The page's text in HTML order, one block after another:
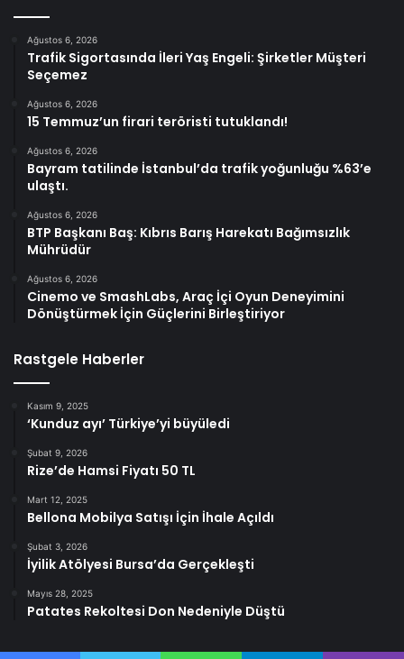
Ağustos 6, 2026
Trafik Sigortasında İleri Yaş Engeli: Şirketler Müşteri
Seçemez
Ağustos 6, 2026
15 Temmuz’un firari teröristi tutuklandı!
Ağustos 6, 2026
Bayram tatilinde İstanbul’da trafik yoğunluğu %63’e
ulaştı.
Ağustos 6, 2026
BTP Başkanı Baş: Kıbrıs Barış Harekatı Bağımsızlık
Mührüdür
Ağustos 6, 2026
Cinemo ve SmashLabs, Araç İçi Oyun Deneyimini
Dönüştürmek İçin Güçlerini Birleştiriyor
Rastgele Haberler
Kasım 9, 2025
‘Kunduz ayı’ Türkiye’yi büyüledi
Şubat 9, 2026
Rize’de Hamsi Fiyatı 50 TL
Mart 12, 2025
Bellona Mobilya Satışı İçin İhale Açıldı
Şubat 3, 2026
İyilik Atölyesi Bursa’da Gerçekleşti
Mayıs 28, 2025
Patates Rekoltesi Don Nedeniyle Düştü